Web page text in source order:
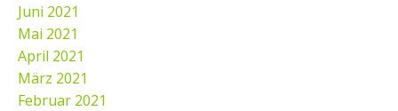
Juni 2021
Mai 2021
April 2021
März 2021
Februar 2021